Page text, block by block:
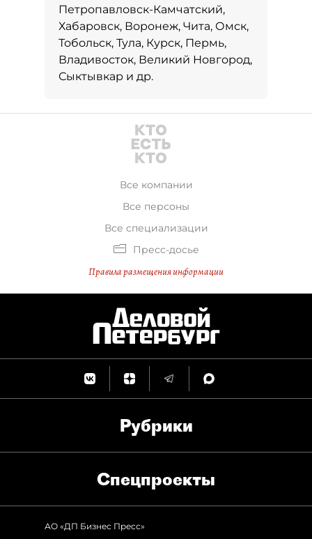
Петропавловск-Камчатский,
Хабаровск, Воронеж, Чита, Омск,
Тобольск, Тула, Курск, Пермь,
Владивосток, Великий Новгород,
Сыктывкар и др.
Все компании
Все персоны
Все специализации
Пресс-досье
Правила размещения информации
Рубрики
Спец­проекты
АО «ДП Бизнес Пресс»